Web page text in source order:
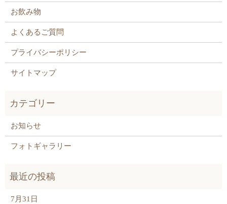
お飲み物
よくあるご質問
プライバシーポリシー
サイトマップ
お知らせ
フォトギャラリー
7月31日